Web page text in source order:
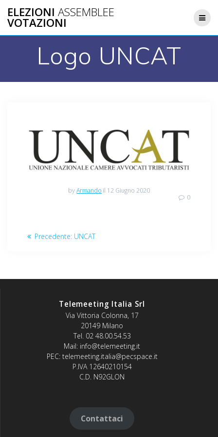
al
ELEZIONI ASSEMBLEE
VOTAZIONI
Logo UNCAT
byArmando il 12 Giugno 2020
0
Navigazione
Precedente: Articolo
UNCAT
Telemeeting Italia Srl
Via Vittoria Colonna, 17
20149 Milano
Tel. 02 48.00.54.53
Mail: info@telemeeting.it
PEC: telemeeting.italia@pecspace.it
P.IVA 12640210154
C.D. N92GLON
Contattaci